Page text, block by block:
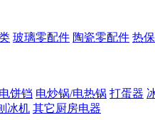
玻璃零配件 陶瓷零配件 热
电饼铛 电炒锅/电热锅 打蛋器
冰机 其它厨房电器